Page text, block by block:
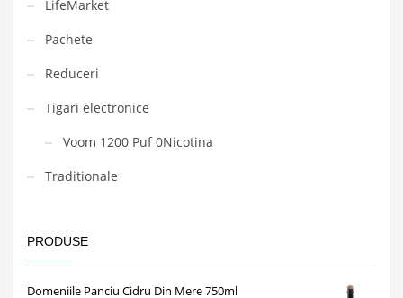
LifeMarket
Pachete
Reduceri
Tigari electronice
Voom 1200 Puf 0Nicotina
Traditionale
PRODUSE
Domeniile Panciu Cidru Din Mere 750ml